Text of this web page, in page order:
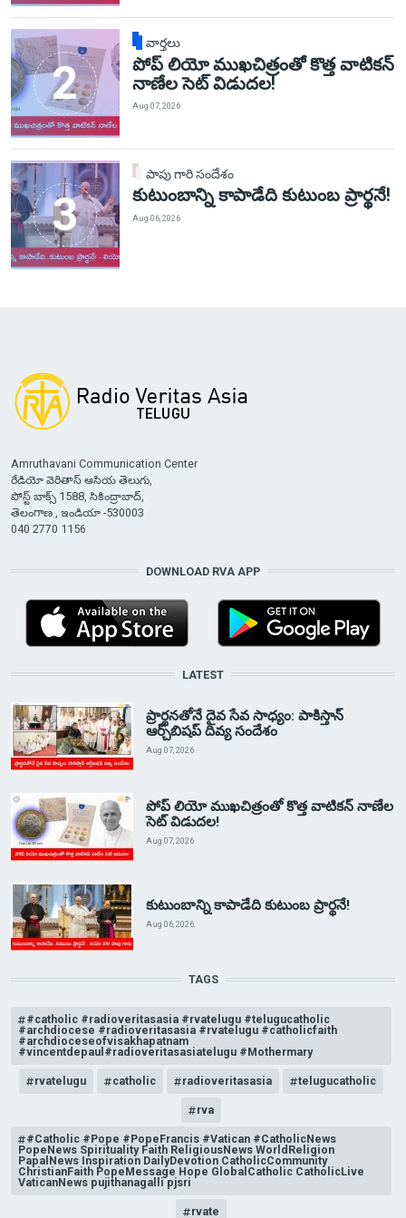
వార్తలు
పోప్ లియో ముఖచిత్రంతో కొత్త వాటికన్
నాణేల సెట్ విడుదల!
Aug 07, 2026
పాపు గారి సందేశం
కుటుంబాన్ని కాపాడేది కుటుంబ ప్రార్థనే!
Aug 06, 2026
Amruthavani Communication Center
రేడియో వెరితాస్ ఆసియ తెలుగు,
పోస్ట్ బాక్స్ 1588, సికింద్రాబాద్,
తెలంగాణ , ఇండియా -530003
040 2770 1156
DOWNLOAD RVA APP
LATEST
ప్రార్థనతోనే దైవ సేవ సాధ్యం: పాకిస్తాన్‌
ఆర్చ్‌బిషప్ దివ్య సందేశం
Aug 07, 2026
పోప్ లియో ముఖచిత్రంతో కొత్త వాటికన్ నాణేల
సెట్ విడుదల!
Aug 07, 2026
కుటుంబాన్ని కాపాడేది కుటుంబ ప్రార్థనే!
Aug 06, 2026
TAGS
#catholic #radioveritasasia #rvatelugu #telugucatholic
#archdiocese #radioveritasasia #rvatelugu #catholicfaith
#archdioceseofvisakhapatnam
#vincentdepaul#radioveritasasiatelugu #Mothermary
rvatelugu catholic radioveritasasia telugucatholic
rva
#Catholic #Pope #PopeFrancis #Vatican #CatholicNews
PopeNews Spirituality Faith ReligiousNews WorldReligion
PapalNews Inspiration DailyDevotion CatholicCommunity
ChristianFaith PopeMessage Hope GlobalCatholic CatholicLive
VaticanNews pujithanagalli pjsri
rvate